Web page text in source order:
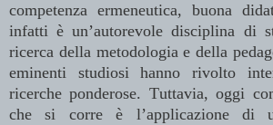
competenza ermeneutica, buona
infatti è un’autorevole disciplina di
ricerca della metodologia e della
eminenti studiosi hanno rivolto
ricerche ponderose. Tuttavia, oggi
che si corre è l’applicazione di